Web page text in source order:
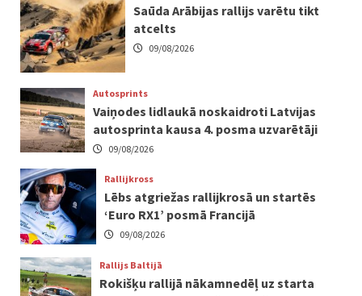
Saūda Arābijas rallijs varētu tikt
atcelts
09/08/2026
Autosprints
Vaiņodes lidlaukā noskaidroti Latvijas
autosprinta kausa 4. posma uzvarētāji
09/08/2026
Rallijkross
Lēbs atgriežas rallijkrosā un startēs
‘Euro RX1’ posmā Francijā
09/08/2026
Rallijs Baltijā
Rokišķu rallijā nākamnedēļ uz starta